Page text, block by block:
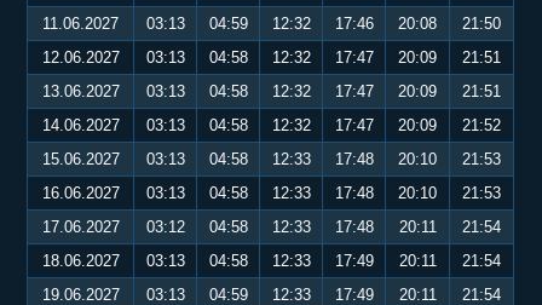
11.06.2027
03:13 04:59 12:32 17:46 20:08
21:50
12.06.2027
03:13 04:58 12:32 17:47 20:09
21:51
13.06.2027
03:13 04:58 12:32 17:47 20:09
21:51
14.06.2027
03:13 04:58 12:32 17:47 20:09
21:52
15.06.2027
03:13 04:58 12:33 17:48 20:10
21:53
16.06.2027
03:13 04:58 12:33 17:48 20:10
21:53
17.06.2027
03:12 04:58 12:33 17:48 20:11
21:54
18.06.2027
03:13 04:58 12:33 17:49 20:11
21:54
19.06.2027
03:13 04:59 12:33 17:49 20:11
21:54